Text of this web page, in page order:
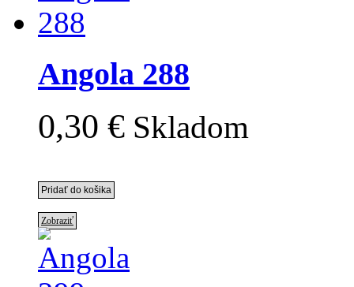
Angola 288
0,30 € Skladom
Zobraziť